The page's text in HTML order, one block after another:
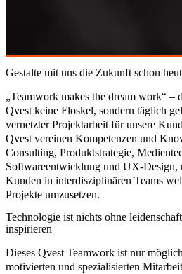
Gestalte mit uns die Zukunft schon
„Teamwork makes the dream work“ –
Qvest keine Floskel, sondern täglich
vernetzter Projektarbeit für unsere
Qvest vereinen Kompetenzen und
Consulting, Produktstrategie,
Softwareentwicklung und UX-Design,
Kunden in interdisziplinären Teams
Projekte umzusetzen.
Technologie ist nichts ohne
inspirieren
Dieses Qvest Teamwork ist nur
motivierten und spezialisierten